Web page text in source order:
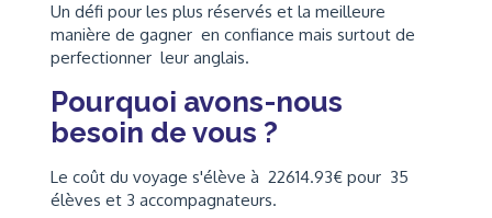
Un défi pour les plus réservés et la meilleure
manière de gagner en confiance mais surtout de
perfectionner leur anglais.
Pourquoi avons-nous
besoin de vous ?
Le coût du voyage s'élève à 22614.93€ pour 35
élèves et 3 accompagnateurs.